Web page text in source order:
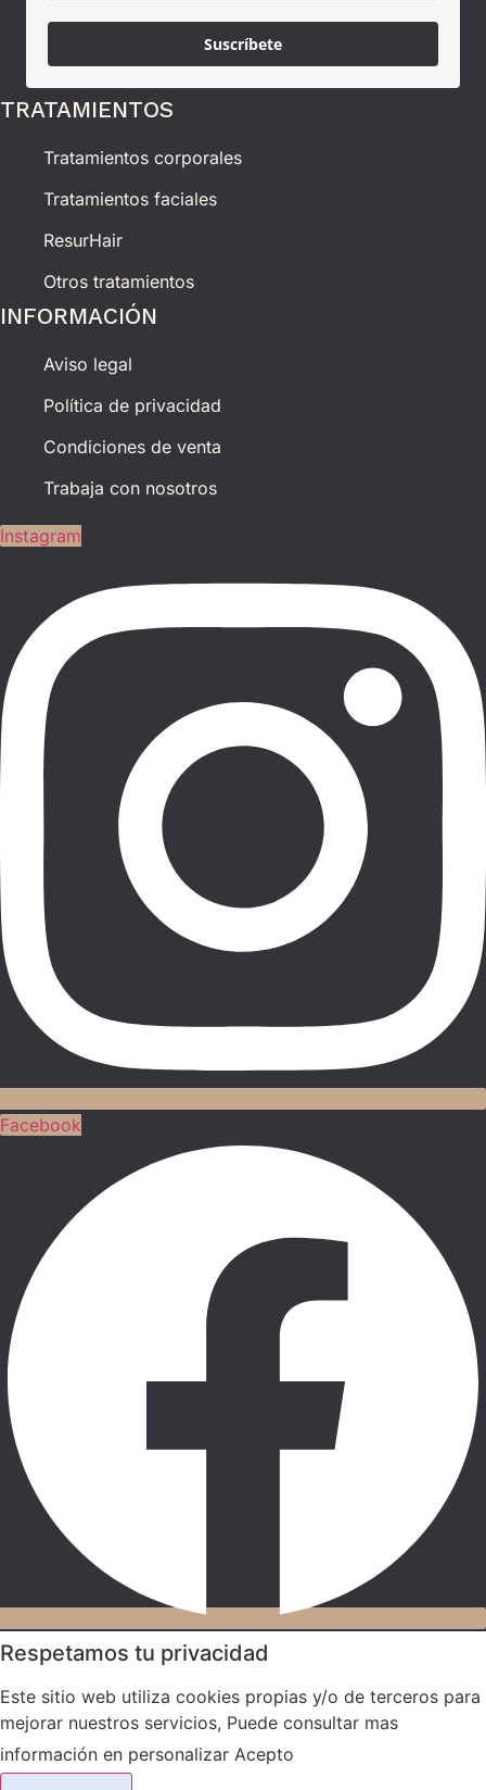
Suscríbete
TRATAMIENTOS
Tratamientos corporales
Tratamientos faciales
ResurHair
Otros tratamientos
INFORMACIÓN
Aviso legal
Política de privacidad
Condiciones de venta
Trabaja con nosotros
Instagram
Facebook
Respetamos tu privacidad
Este sitio web utiliza cookies propias y/o de terceros para
mejorar nuestros servicios, Puede consultar mas
información en personalizar Acepto